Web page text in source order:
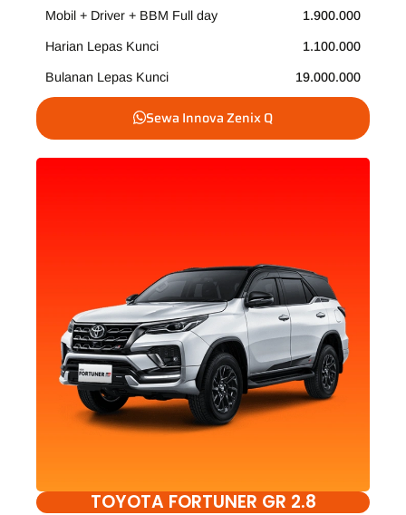
Mobil + Driver + BBM Full day 1.900.000
Harian Lepas Kunci 1.100.000
Bulanan Lepas Kunci 19.000.000
Sewa Innova Zenix Q
TOYOTA FORTUNER GR 2.8